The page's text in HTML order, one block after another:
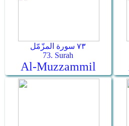
٧٣ سورة المزّمّل
73. Surah
Al-Muzzammil